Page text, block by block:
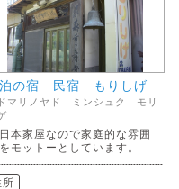
の宿 民宿 もりしげ
マリノヤド ミンシュク モリ
本家屋なので家庭的な雰囲
モットーとしています。
所